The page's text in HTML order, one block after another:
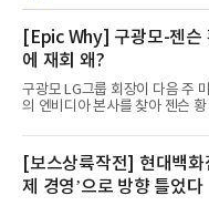
[Epic Why] 구광모-젠슨
에 재회 왜?
구광모 LG그룹 회장이 다음 주
의 엔비디아 본사를 찾아 젠슨
[보스상륙작전] 현대백화
제 경영’으로 방향 틀었다